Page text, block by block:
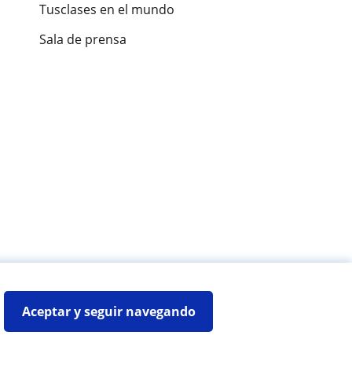
Aceptar y seguir navegando
Tusclases en el mundo
Sala de prensa
Mapa web:Profesores particulares